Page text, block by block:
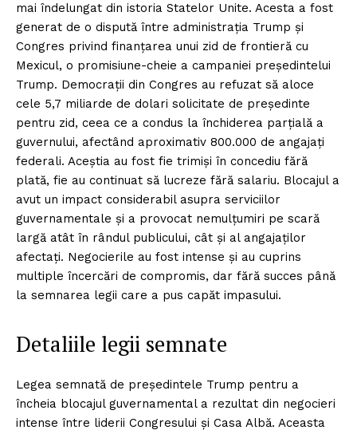
mai îndelungat din istoria Statelor Unite. Acesta a fost
generat de o dispută între administrația Trump și
Congres privind finanțarea unui zid de frontieră cu
Mexicul, o promisiune-cheie a campaniei președintelui
Trump. Democrații din Congres au refuzat să aloce
cele 5,7 miliarde de dolari solicitate de președinte
pentru zid, ceea ce a condus la închiderea parțială a
guvernului, afectând aproximativ 800.000 de angajați
federali. Aceștia au fost fie trimiși în concediu fără
plată, fie au continuat să lucreze fără salariu. Blocajul a
avut un impact considerabil asupra serviciilor
guvernamentale și a provocat nemulțumiri pe scară
largă atât în rândul publicului, cât și al angajaților
afectați. Negocierile au fost intense și au cuprins
multiple încercări de compromis, dar fără succes până
la semnarea legii care a pus capăt impasului.
Detaliile legii semnate
Legea semnată de președintele Trump pentru a
încheia blocajul guvernamental a rezultat din negocieri
intense între liderii Congresului și Casa Albă. Aceasta